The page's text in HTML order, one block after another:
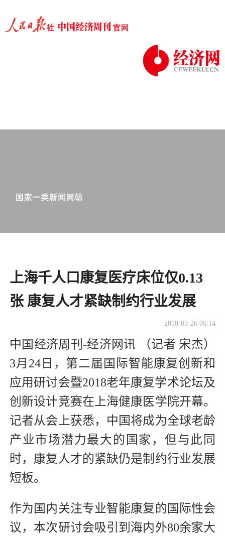
上海千人口康复医疗床位仅0.13
张 康复人才紧缺制约行业发展
2018-03-26 06:14
中国经济周刊-经济网讯 （记者 宋杰）
3月24日，第二届国际智能康复创新和
应用研讨会暨2018老年康复学术论坛及
创新设计竞赛在上海健康医学院开幕。
记者从会上获悉，中国将成为全球老龄
产业市场潜力最大的国家，但与此同
时，康复人才的紧缺仍是制约行业发展
短板。
作为国内关注专业智能康复的国际性会
议，本次研讨会吸引到海内外80余家大